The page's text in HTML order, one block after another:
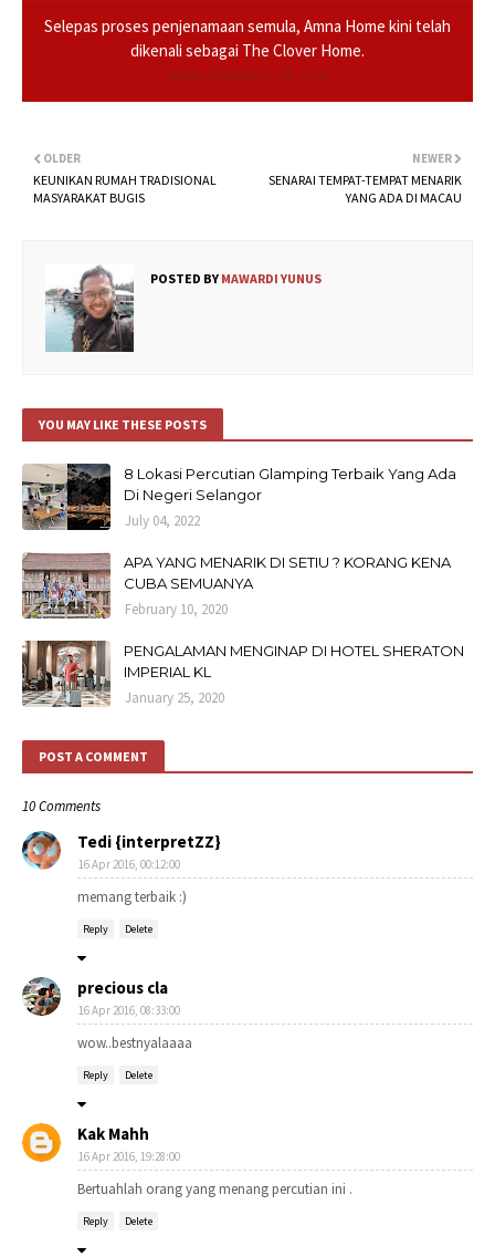
Selepas proses penjenamaan semula, Amna Home kini telah
dikenali sebagai The Clover Home.
NEWER
SENARAI TEMPAT-TEMPAT MENARIK
YANG ADA DI MACAU
OLDER
KEUNIKAN RUMAH TRADISIONAL
MASYARAKAT BUGIS
POSTED BY MAWARDI YUNUS
YOU MAY LIKE THESE POSTS
8 Lokasi Percutian Glamping Terbaik Yang Ada
Di Negeri Selangor
July 04, 2022
APA YANG MENARIK DI SETIU ? KORANG KENA
CUBA SEMUANYA
February 10, 2020
PENGALAMAN MENGINAP DI HOTEL SHERATON
IMPERIAL KL
January 25, 2020
POST A COMMENT
10 Comments
Tedi {interpretZZ}
16 Apr 2016, 00:12:00
memang terbaik :)
Reply Delete
precious cla
16 Apr 2016, 08:33:00
wow..bestnyalaaaa
Reply Delete
Kak Mahh
16 Apr 2016, 19:28:00
Bertuahlah orang yang menang percutian ini .
Reply Delete